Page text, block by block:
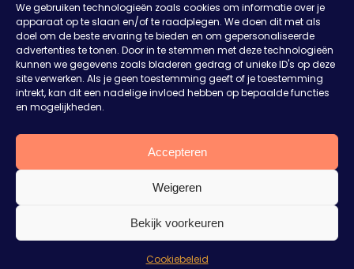
We gebruiken technologieën zoals cookies om informatie over je
apparaat op te slaan en/of te raadplegen. We doen dit met als
doel om de beste ervaring te bieden en om gepersonaliseerde
advertenties te tonen. Door in te stemmen met deze technologieën
kunnen we gegevens zoals bladeren gedrag of unieke ID's op deze
site verwerken. Als je geen toestemming geeft of je toestemming
intrekt, kan dit een nadelige invloed hebben op bepaalde functies
en mogelijkheden.
Accepteren
Weigeren
Bekijk voorkeuren
Cookiebeleid
Slump
Het Rister 11
8314RD Bant
0527 27 43 27
sales@welkombijslump.nl
© 2026 WELKOMBIJSLUMP.NL ALL RIGHTS RESERVED
Privacy & cookiestatement
Sitemap
Vertel ons je ideeën. Wij denken mee en maken
een vrijblijvende offerte op maat.
Ik kijk nog even rond